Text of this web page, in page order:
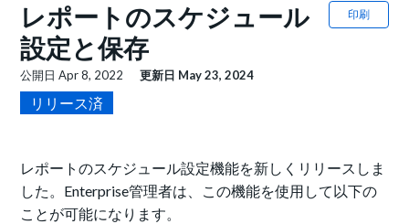
印刷
レポートのスケジュール
設定と保存
公開日Apr 8, 2022 更新日 May 23, 2024
リリース済
レポートのスケジュール設定機能を新しくリリースしま
した。Enterprise管理者は、この機能を使用して以下の
ことが可能になります。